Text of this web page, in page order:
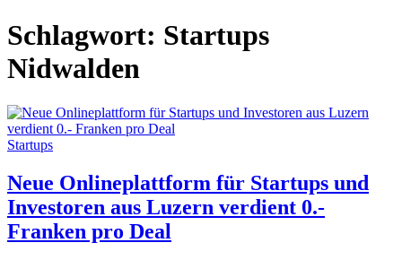
Schlagwort: Startups
Nidwalden
Startups
Neue Onlineplattform für Startups und
Investoren aus Luzern verdient 0.-
Franken pro Deal